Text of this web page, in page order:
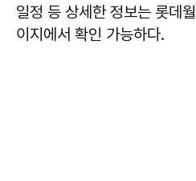
일정 등 상세한 정보는 롯데
이지에서 확인 가능하다.